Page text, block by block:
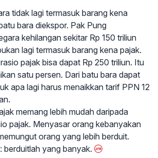
tidak lagi termasuk barang kena
bara diekspor. Pak Pung
kehilangan sekitar Rp 150 triliun
lagi termasuk barang kena pajak.
pajak bisa dapat Rp 250 triliun. Itu
satu persen. Dari batu bara dapat
apa lagi harus menaikkan tarif PPN 12
memang lebih mudah daripada
pajak. Menyasar orang kebanyakan
orang yang lebih berduit.
berduitlah yang banyak.